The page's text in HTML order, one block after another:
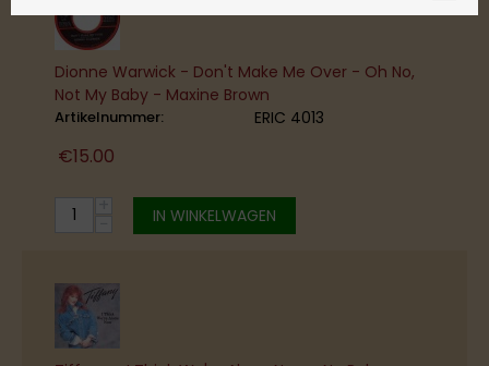
Dionne Warwick - Don't Make Me Over - Oh No,
Not My Baby - Maxine Brown
Artikelnummer: ERIC 4013
€15.00
IN WINKELWAGEN